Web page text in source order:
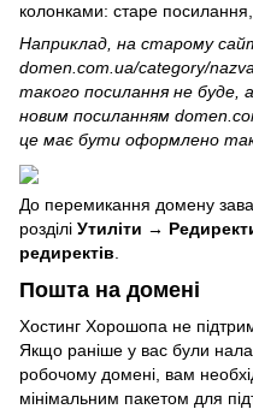
колонками: старе
Наприклад, на старому
domen.com.ua/category/
такого посилання не буде,
новим посиланням
це має бути оформлено
До перемикання домену
розділі Утиліти →
редиректів.
Пошта на домені
Хостинг Хорошопа не
Якщо раніше у вас були
робочому домені, вам
мінімальним пакетом для